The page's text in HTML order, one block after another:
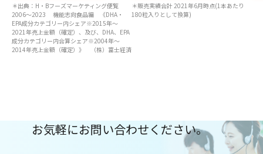
＊出典：H・Bフーズマーケティング便覧
2006～2023 機能志向食品編 《DHA・
EPA成分カテゴリー内シェア※2015年～
2021年売上金額（確定）、及び、DHA、EPA
成分カテゴリー内合算シェア※2004年～
2014年売上金額（確定）》 （株）富士経済
＊販売実績合計 2021年6月時点(1本あたり
180粒入りとして換算)
お気軽にお問い合わせください。